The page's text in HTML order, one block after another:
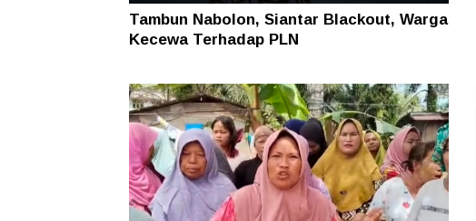
Tambun Nabolon, Siantar Blackout, Warga
Kecewa Terhadap PLN